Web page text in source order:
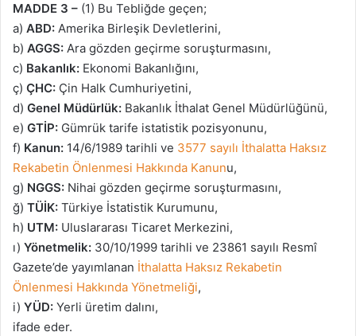
MADDE 3 – (1) Bu Tebliğde geçen;
a) ABD: Amerika Birleşik Devletlerini,
b) AGGS: Ara gözden geçirme soruşturmasını,
c) Bakanlık: Ekonomi Bakanlığını,
ç) ÇHC: Çin Halk Cumhuriyetini,
d) Genel Müdürlük: Bakanlık İthalat Genel Müdürlüğünü,
e) GTİP: Gümrük tarife istatistik pozisyonunu,
f) Kanun: 14/6/1989 tarihli ve 3577 sayılı İthalatta Haksız
Rekabetin Önlenmesi Hakkında Kanunu,
g) NGGS: Nihai gözden geçirme soruşturmasını,
ğ) TÜİK: Türkiye İstatistik Kurumunu,
h) UTM: Uluslararası Ticaret Merkezini,
ı) Yönetmelik: 30/10/1999 tarihli ve 23861 sayılı Resmî
Gazete’de yayımlanan İthalatta Haksız Rekabetin
Önlenmesi Hakkında Yönetmeliği,
i) YÜD: Yerli üretim dalını,
ifade eder.